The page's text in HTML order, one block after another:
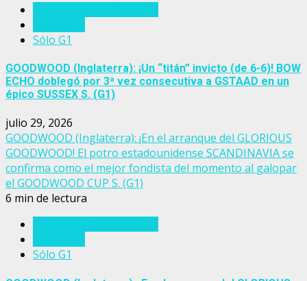
Sólo G1
GOODWOOD (Inglaterra): ¡Un “titán” invicto (de 6-6)! BOW
ECHO doblegó por 3ª vez consecutiva a GSTAAD en un
épico SUSSEX S. (G1)
julio 29, 2026
GOODWOOD (Inglaterra): ¡En el arranque del GLORIOUS
GOODWOOD! El potro estadounidense SCANDINAVIA se
confirma como el mejor fondista del momento al galopar
el GOODWOOD CUP S. (G1)
6 min de lectura
Sólo G1